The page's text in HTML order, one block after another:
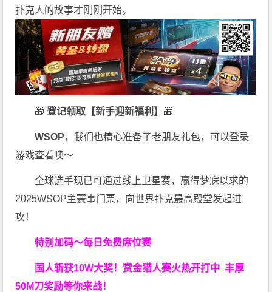
扑克人的故事才刚刚开始。
🎁 登记领取【新手迎新福利】 🎁
WSOP，我们也精心准备了老朋友礼包，可以登录
游戏查看噢～
全球选手现已可通过线上卫星赛，赢得梦寐以求的
2025WSOP主赛事门票，向世界扑克最高殿堂发起进
攻！
特别加码～每日免费席位赛
国人斩获10W大奖！ 赏金猎人赛火热开打中 丰厚
50M刀奖励等你来战！